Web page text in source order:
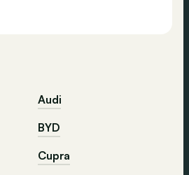
Audi
BYD
Cupra